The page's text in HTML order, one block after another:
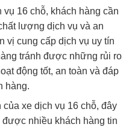
16 chỗ, khách hàng cần
lượng dịch vụ và an
vị cung cấp dịch vụ uy tín
tránh được những rủi ro
động tốt, an toàn và đáp
hàng.
xe dịch vụ 16 chỗ, đây
nhiều khách hàng tin